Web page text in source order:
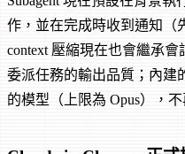
作，並在完成時收到通知（
context 壓縮現在也會繼承會
委派任務的輸出品質；內建
的模型（上限為 Opus），